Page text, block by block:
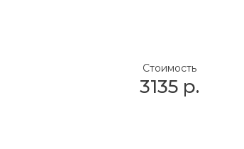
Стоимость
3135 р.